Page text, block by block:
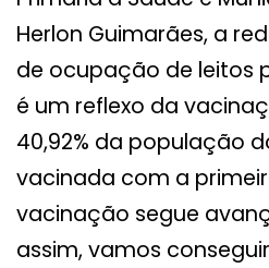
Herlon Guimarães, a
de ocupação de leitos
é um reflexo da
40,92% da população
vacinada com a
vacinação segue
assim, vamos